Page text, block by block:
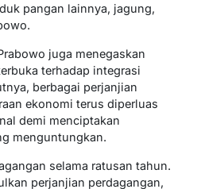
pangan lainnya, jagung,
juga menegaskan
terhadap integrasi
berbagai perjanjian
ekonomi terus diperluas
demi menciptakan
menguntungkan.
selama ratusan tahun.
perjanjian perdagangan,